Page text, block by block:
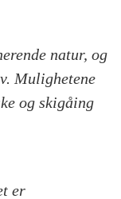
natur, og
Mulighetene
og skigåing
er